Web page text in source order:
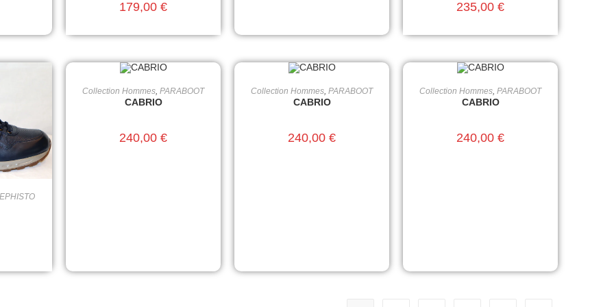
179,00 € 235,00 €
CHOIX DES OPTIONS
Collection Hommes, PARABOOT
CABRIO
240,00 €
CHOIX DES OPTIONS
Collection Hommes, PARABOOT
CABRIO
240,00 €
CHOIX DES OPTIONS
Collection Hommes, PARABOOT
CABRIO
240,00 €